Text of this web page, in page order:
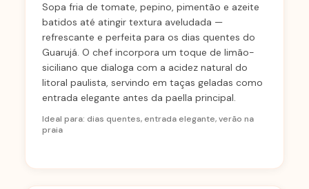
Sopa fria de tomate, pepino, pimentão e azeite
batidos até atingir textura aveludada —
refrescante e perfeita para os dias quentes do
Guarujá. O chef incorpora um toque de limão-
siciliano que dialoga com a acidez natural do
litoral paulista, servindo em taças geladas como
entrada elegante antes da paella principal.
Ideal para: dias quentes, entrada elegante, verão na
praia